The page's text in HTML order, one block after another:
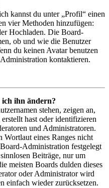
kannst du unter „Profil“ einen
vier Methoden hinzufügen:
Hochladen. Die Board-
ob und wie die Benutzer
du keinen Avatar benutzen
kontaktieren.
ihn ändern?
stehen, zeigen an,
hast oder identifizieren
und Administratoren.
Wortlaut eines Ranges nicht
Administration festgelegt
Beiträge, nur um
meisten Boards dulden dieses
oder Administrator wird
einfach wieder zurücksetzen.